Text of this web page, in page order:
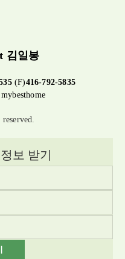
김일봉
(F)416-792-5835
보 받기